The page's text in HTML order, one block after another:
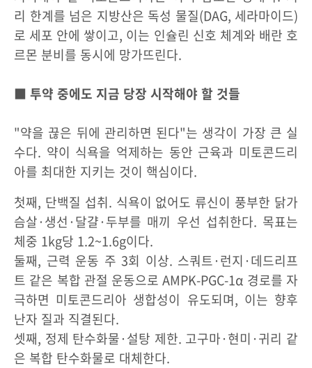
리 한계를 넘은 지방산은 독성 물질(DAG, 세라마이드)
로 세포 안에 쌓이고, 이는 인슐린 신호 체계와 배란 호
르몬 분비를 동시에 망가뜨린다.
■ 투약 중에도 지금 당장 시작해야 할 것들
"약을 끊은 뒤에 관리하면 된다"는 생각이 가장 큰 실
수다. 약이 식욕을 억제하는 동안 근육과 미토콘드리
아를 최대한 지키는 것이 핵심이다.
첫째, 단백질 섭취. 식욕이 없어도 류신이 풍부한 닭가
슴살·생선·달걀·두부를 매끼 우선 섭취한다. 목표는
체중 1kg당 1.2~1.6g이다.
둘째, 근력 운동 주 3회 이상. 스쿼트·런지·데드리프
트 같은 복합 관절 운동으로 AMPK-PGC-1α 경로를 자
극하면 미토콘드리아 생합성이 유도되며, 이는 향후
난자 질과 직결된다.
셋째, 정제 탄수화물·설탕 제한. 고구마·현미·귀리 같
은 복합 탄수화물로 대체한다.